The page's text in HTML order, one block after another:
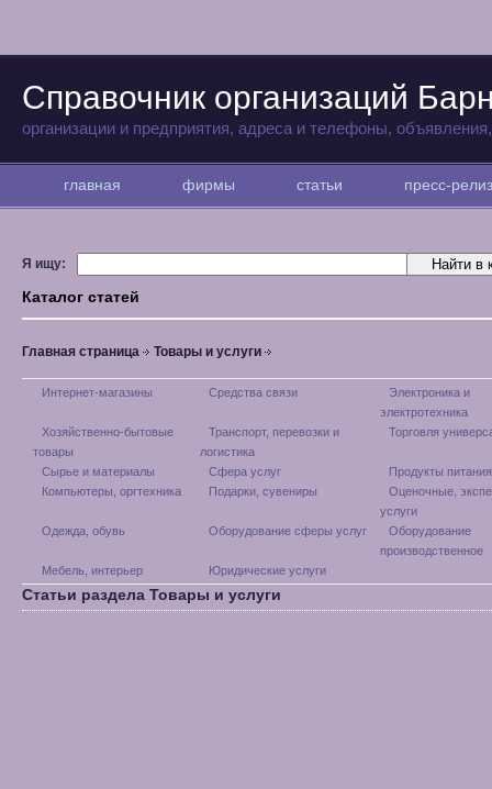
Справочник организаций
организации и предприятия, адреса и телефоны,
главная фирмы статьи пресс-
Я ищу:
Каталог статей
Главная страница Товары и услуги
Интернет-магазины Средства связи
Электроника и
электротехника
Хозяйственно-бытовые
товары
Транспорт, перевозки и
логистика
Торговля
Сырье и материалы Сфера услуг
Продукты
Компьютеры, оргтехника
Подарки, сувениры
Оценочные,
услуги
Одежда, обувь
Оборудование сферы услуг
Оборудование
производственное
Мебель, интерьер
Юридические услуги
Статьи раздела Товары и услуги